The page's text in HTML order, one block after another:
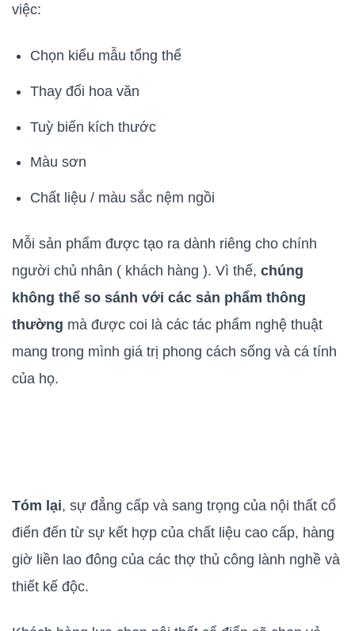
việc:
Chọn kiểu mẫu tổng thể
Thay đổi hoa văn
Tuỳ biến kích thước
Màu sơn
Chất liệu / màu sắc nệm ngồi
Mỗi sản phẩm được tạo ra dành riêng cho chính
người chủ nhân ( khách hàng ). Vì thế, chúng
không thể so sánh với các sản phẩm thông
thường mà được coi là các tác phẩm nghệ thuật
mang trong mình giá trị phong cách sống và cá tính
của họ.
Tóm lại, sự đẳng cấp và sang trọng của nội thất cổ
điển đến từ sự kết hợp của chất liệu cao cấp, hàng
giờ liền lao đông của các thợ thủ công lành nghề và
thiết kế độc.